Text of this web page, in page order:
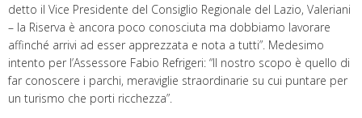
detto il Vice Presidente del Consiglio Regionale del Lazio, Valeriani
– la Riserva è ancora poco conosciuta ma dobbiamo lavorare
affinché arrivi ad esser apprezzata e nota a tutti”. Medesimo
intento per l’Assessore Fabio Refrigeri: “Il nostro scopo è quello di
far conoscere i parchi, meraviglie straordinarie su cui puntare per
un turismo che porti ricchezza”.